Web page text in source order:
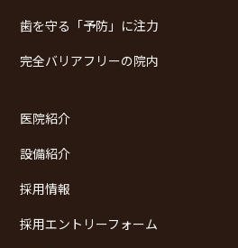
歯を守る「予防」に注力
完全バリアフリーの院内
医院紹介
設備紹介
採用情報
採用エントリーフォーム